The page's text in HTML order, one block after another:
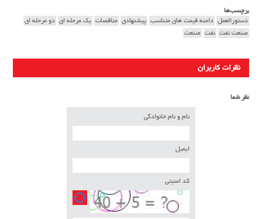
برچسب‌ها
دستورالعمل دامنه قیمت های متناسب پیشنهادی مناقصات یک مرحله ای دو مرحله ای
صنعت نفت نفت صنعت
نظرات کاربران
نظر شما
نام و نام خانوادگی
ایمیل
کد امنیتی